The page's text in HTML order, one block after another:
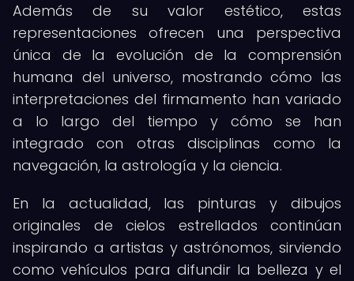
Además de su valor estético, estas
representaciones ofrecen una perspectiva
única de la evolución de la comprensión
humana del universo, mostrando cómo las
interpretaciones del firmamento han variado
a lo largo del tiempo y cómo se han
integrado con otras disciplinas como la
navegación, la astrología y la ciencia.
En la actualidad, las pinturas y dibujos
originales de cielos estrellados continúan
inspirando a artistas y astrónomos, sirviendo
como vehículos para difundir la belleza y el